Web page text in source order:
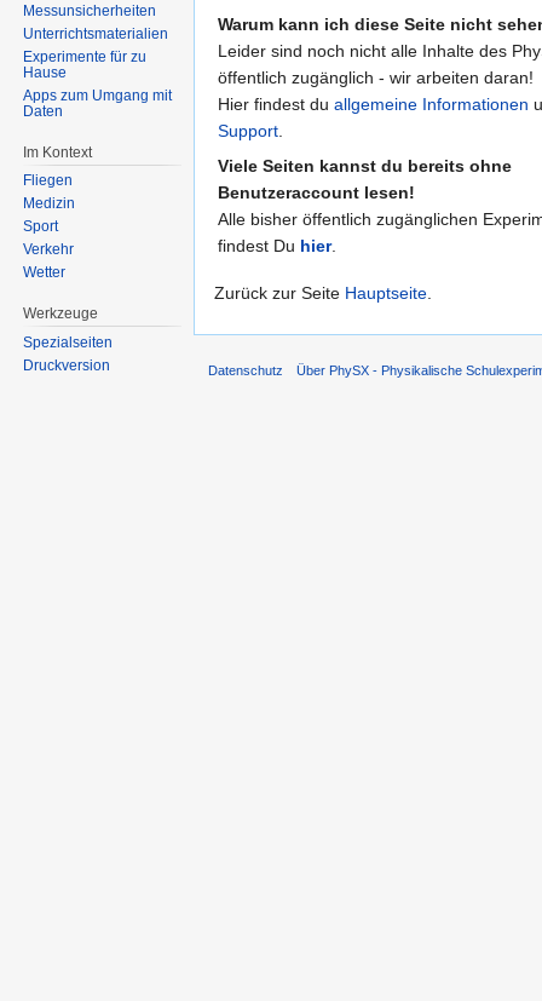
Warum kann ich diese Seite nicht
Leider sind noch nicht alle Inhalte des
öffentlich zugänglich - wir arbeiten daran!
Hier findest du allgemeine Informationen
Support
Viele Seiten kannst du bereits ohne
Benutzeraccount lesen!
Alle bisher öffentlich zugänglichen
findest Du hier.
Zurück zur Seite Hauptseite
Messunsicherheiten
Unterrichtsmaterialien
Experimente für zu
Hause
Apps zum Umgang mit
Daten
Im Kontext
Fliegen
Medizin
Sport
Verkehr
Wetter
Werkzeuge
Spezialseiten
Druckversion
Datenschutz Über PhySX - Physikalische